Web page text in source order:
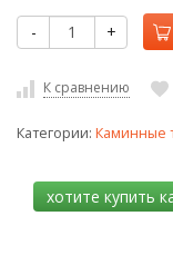
- +
К сравнению
Категории: Каминные